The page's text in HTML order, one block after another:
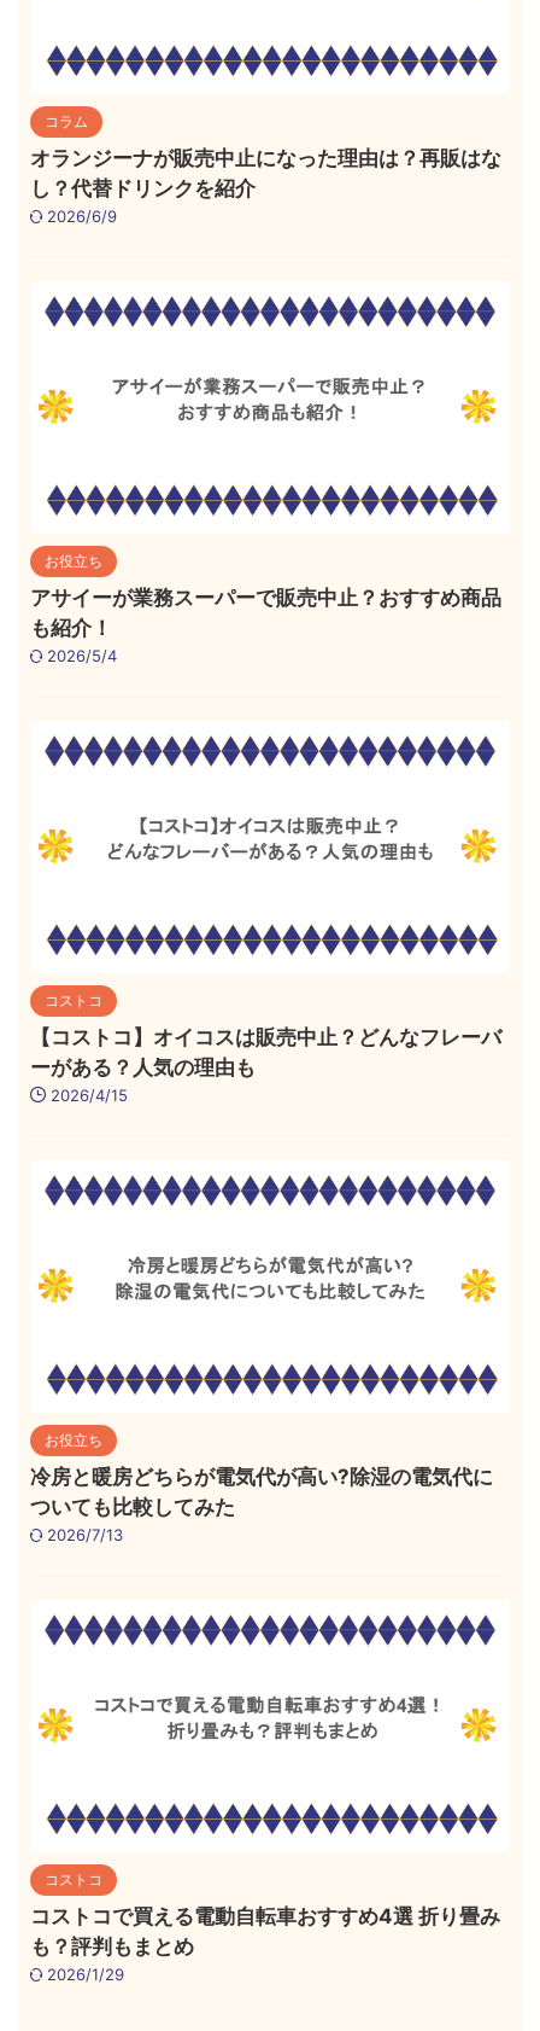
コラム
オランジーナが販売中止になった理由は？再販はな
し？代替ドリンクを紹介
2026/6/9
お役立ち
アサイーが業務スーパーで販売中止？おすすめ商品
も紹介！
2026/5/4
コストコ
【コストコ】オイコスは販売中止？どんなフレーバ
ーがある？人気の理由も
2026/4/15
お役立ち
冷房と暖房どちらが電気代が高い?除湿の電気代に
ついても比較してみた
2026/7/13
コストコ
コストコで買える電動自転車おすすめ4選 折り畳み
も？評判もまとめ
2026/1/29